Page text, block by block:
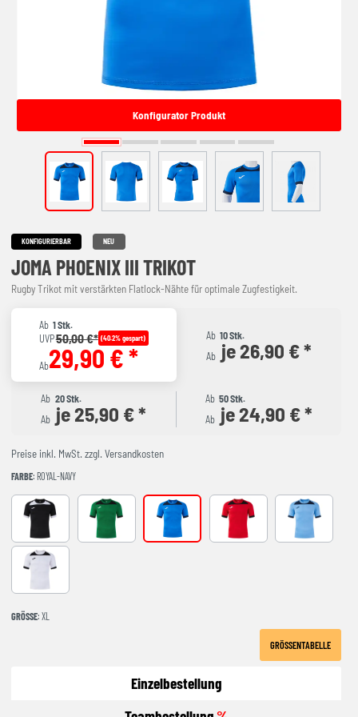
Konfigurator Produkt
KONFIGURIERBAR NEU
JOMA PHOENIX III TRIKOT
Rugby Trikot mit verstärkten Flatlock-Nähte für optimale Zugfestigkeit.
Ab 1 Stk.
UVP50,00 €* (40.2% gespart)
Ab29,90 € *
Ab 10 Stk.
Ab je 26,90 € *
Ab 20 Stk.
Ab je 25,90 € *
Ab 50 Stk.
Ab je 24,90 € *
Preise inkl. MwSt. zzgl. Versandkosten
FARBE: ROYAL-NAVY
BLACK-WHITE GREEEN-BLACK ROYAL-NAVY RED-BLACK SKY BLUE-
GRÖSSE : XL
GRÖSSENTABELLE
Einzelbestellung